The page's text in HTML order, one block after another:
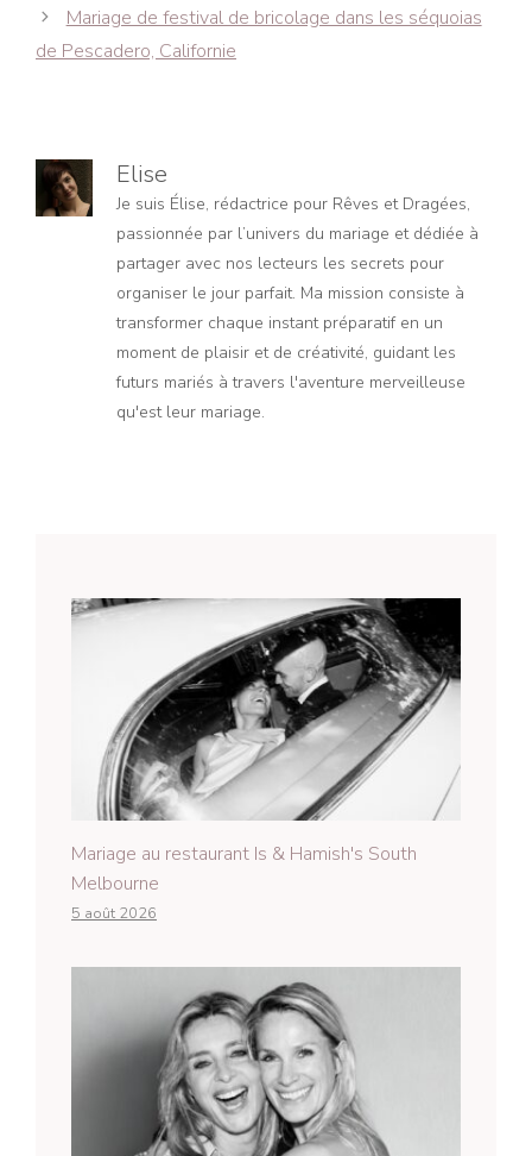
Mariage de festival de bricolage dans les séquoias
de Pescadero, Californie
Elise
Je suis Élise, rédactrice pour Rêves et Dragées,
passionnée par l’univers du mariage et dédiée à
partager avec nos lecteurs les secrets pour
organiser le jour parfait. Ma mission consiste à
transformer chaque instant préparatif en un
moment de plaisir et de créativité, guidant les
futurs mariés à travers l'aventure merveilleuse
qu'est leur mariage.
Mariage au restaurant Is & Hamish's South
Melbourne
5 août 2026